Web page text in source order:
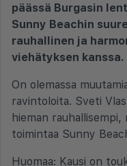
päässä Burgasin
Sunny Beachin
rauhallinen ja
viehätyksen kanssa.
On olemassa
ravintoloita. Sveti
hieman
toimintaa Sunny
Huomaa: Kausi on